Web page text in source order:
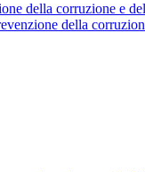
della corruzione e
della